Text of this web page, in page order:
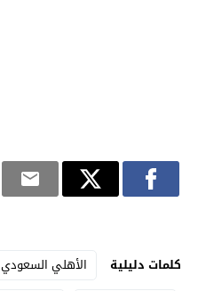
كلمات دليلية الأهلي السعودي